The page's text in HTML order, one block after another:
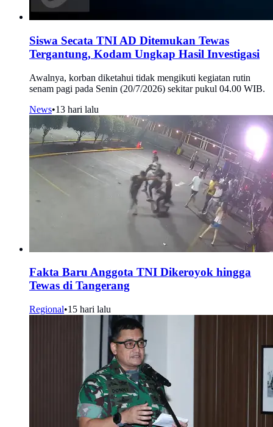
Siswa Secata TNI AD Ditemukan Tewas
Tergantung, Kodam Ungkap Hasil Investigasi
Awalnya, korban diketahui tidak mengikuti kegiatan rutin
senam pagi pada Senin (20/7/2026) sekitar pukul 04.00 WIB.
News•13 hari lalu
Fakta Baru Anggota TNI Dikeroyok hingga
Tewas di Tangerang
Regional•15 hari lalu